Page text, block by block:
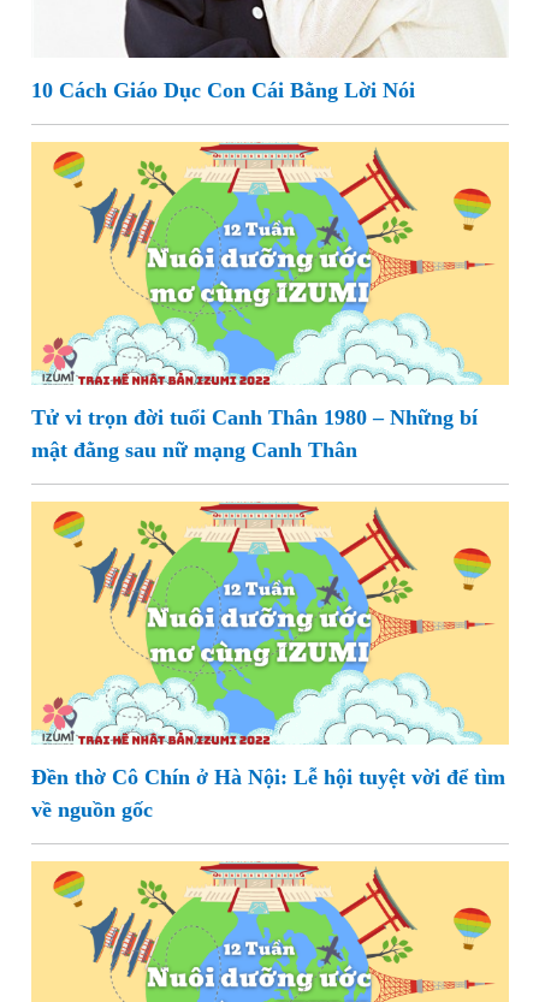
10 Cách Giáo Dục Con Cái Bằng Lời Nói
Tử vi trọn đời tuổi Canh Thân 1980 – Những bí
mật đằng sau nữ mạng Canh Thân
Đền thờ Cô Chín ở Hà Nội: Lễ hội tuyệt vời để tìm
về nguồn gốc